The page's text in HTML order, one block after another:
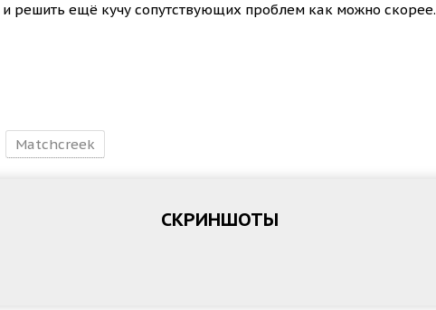
решить ещё кучу сопутствующих проблем как можно скорее.
Matchcreek
СКРИНШОТЫ